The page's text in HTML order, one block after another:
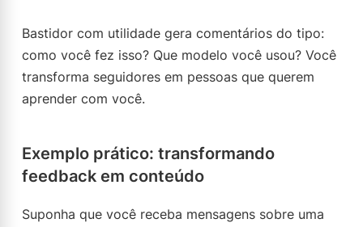
Bastidor com utilidade gera comentários do tipo:
como você fez isso? Que modelo você usou? Você
transforma seguidores em pessoas que querem
aprender com você.
Exemplo prático: transformando
feedback em conteúdo
Suponha que você receba mensagens sobre uma